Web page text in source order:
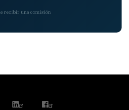
recibir una comisión
linkedinfacebook